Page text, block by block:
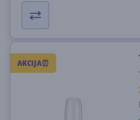
AKCIJA⏰